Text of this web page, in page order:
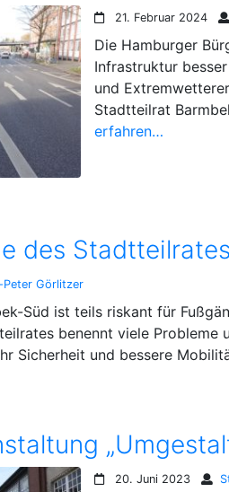
21. Februar 2024
Die Hamburger
Infrastruktur
und
Stadtteilrat
erfahren…
Peter Görlitzer
Süd ist teils riskant für
benennt viele Probleme
Sicherheit und bessere
20. Juni 2023